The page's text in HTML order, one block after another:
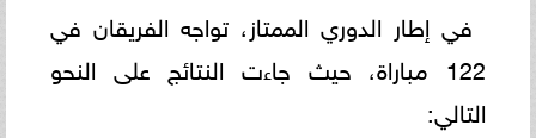
في إطار الدوري الممتاز، تواجه الفريقان في
122 مباراة، حيث جاءت النتائج على النحو
التالي: